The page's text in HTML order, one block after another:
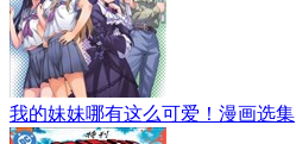
我的妹妹哪有这么可爱！漫画选集